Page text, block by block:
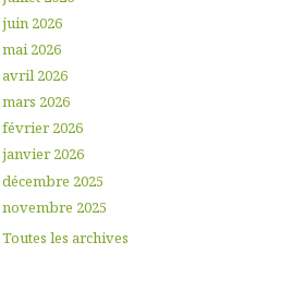
juin 2026
mai 2026
avril 2026
mars 2026
février 2026
janvier 2026
décembre 2025
novembre 2025
Toutes les archives